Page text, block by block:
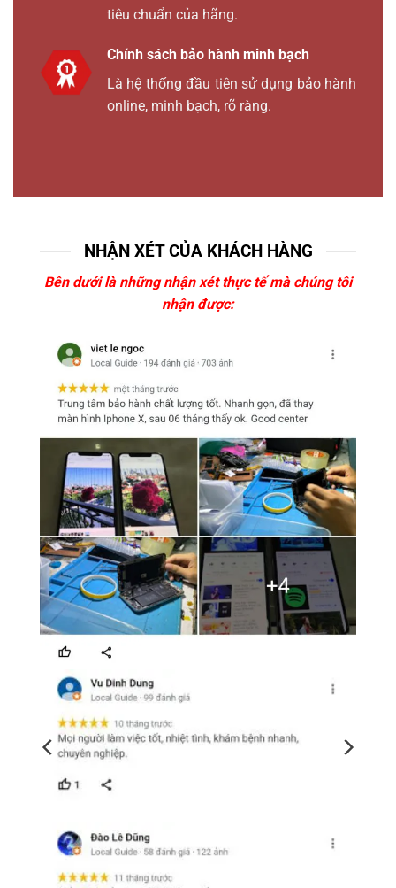
tiêu chuẩn của hãng.
Chính sách bảo hành minh bạch
Là hệ thống đầu tiên sử dụng bảo hành
online, minh bạch, rõ ràng.
NHẬN XÉT CỦA KHÁCH HÀNG
Bên dưới là những nhận xét thực tế mà chúng tôi
nhận được: